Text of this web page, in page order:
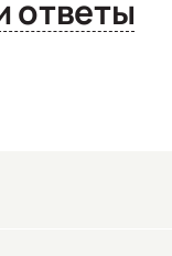
Вопросы и ответы